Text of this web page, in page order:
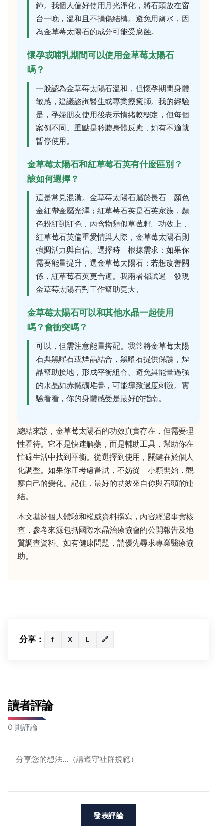
鐘。我個人偏好使用月光淨化，將石頭放在窗
台一晚，溫和且不損傷結構。避免用鹽水，因
為金草莓太陽石的成分可能受腐蝕。
懷孕或哺乳期間可以使用金草莓太陽石
嗎？
一般認為金草莓太陽石溫和，但懷孕期間身體
敏感，建議諮詢醫生或專業療癒師。我的經驗
是，孕婦朋友使用後表示情緒較穩定，但每個
案例不同。重點是聆聽身體反應，如有不適就
暫停使用。
金草莓太陽石和紅草莓石英有什麼區別？
該如何選擇？
這是常見混淆。金草莓太陽石屬於長石，顏色
金紅帶金屬光澤；紅草莓石英是石英家族，顏
色粉紅到紅色，內含物類似草莓籽。功效上，
紅草莓石英偏重愛情與人際，金草莓太陽石則
強調活力與自信。選擇時，根據需求：如果你
需要能量提升，選金草莓太陽石；若想改善關
係，紅草莓石英更合適。我兩者都試過，發現
金草莓太陽石對工作幫助更大。
金草莓太陽石可以和其他水晶一起使用
嗎？會衝突嗎？
可以，但需注意能量搭配。我常將金草莓太陽
石與黑曜石或煙晶結合，黑曜石提供保護，煙
晶幫助接地，形成平衡組合。避免與能量過強
的水晶如赤鐵礦堆疊，可能導致過度刺激。實
驗看看，你的身體感受是最好的指南。
總結來說，金草莓太陽石的功效真實存在，但需要理
性看待。它不是快速解藥，而是輔助工具，幫助你在
忙碌生活中找到平衡。從選擇到使用，關鍵在於個人
化調整。如果你正考慮嘗試，不妨從一小顆開始，觀
察自己的變化。記住，最好的功效來自你與石頭的連
結。
本文基於個人體驗和權威資料撰寫，內容經過事實核
查，參考來源包括國際水晶治療協會的公開報告及地
質調查資料。如有健康問題，請優先尋求專業醫療協
助。
分享： f X L 🔗
讀者評論
0 則評論
發表評論